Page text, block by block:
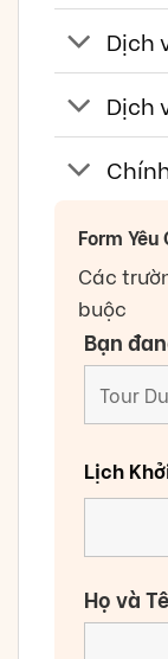
Dịch
Dịch
Form Yêu
Các
buộc
Bạn
Lịch
Họ và